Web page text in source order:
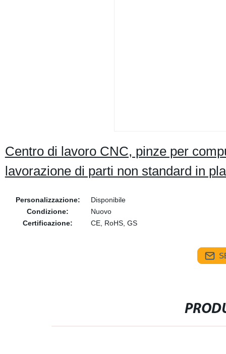
Centro di lavoro CNC, pinze per
lavorazione di parti non standard in
Personalizzazione:
Disponibile
Condizione:
Nuovo
Certificazione:
CE, RoHS, GS